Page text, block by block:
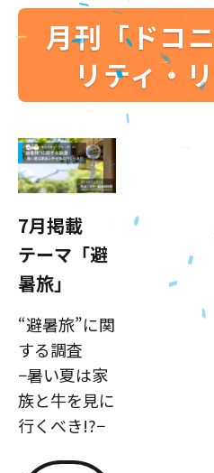
月刊「ドコ
リティ・
7月掲載
テーマ「避
暑旅」
“避暑旅”に関
する調査
−暑い夏は家
族と牛を見に
行くべき!?−